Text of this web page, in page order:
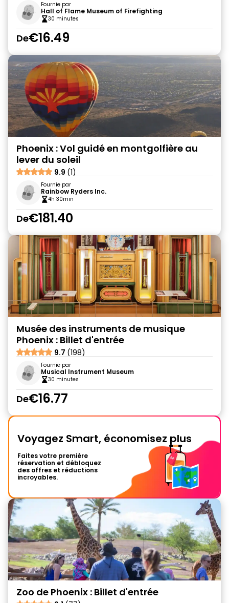
Fournie par
Hall of Flame Museum of Firefighting
30 minutes
De€16.49
Phoenix : Vol guidé en montgolfière au
lever du soleil
9.9 (1)
Fournie par
Rainbow Ryders Inc.
4h 30min
De€181.40
Musée des instruments de musique
Phoenix : Billet d'entrée
9.7 (198)
Fournie par
Musical Instrument Museum
30 minutes
De€16.77
Voyagez Smart, économisez plus
Faites votre première
réservation et débloquez
des offres et réductions
incroyables.
Zoo de Phoenix : Billet d'entrée